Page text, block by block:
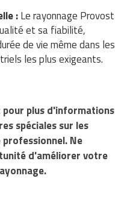
:Le rayonnage Provost
et sa fiabilité,
de vie même dans les
les plus exigeants.
plus d'informations
spéciales sur les
Ne
d'améliorer votre